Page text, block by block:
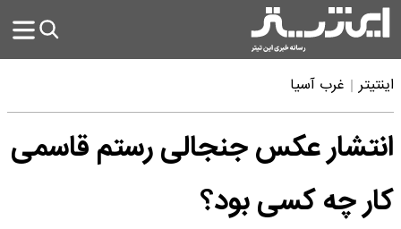
اینتیتر غرب آسیا
انتشار عکس جنجالی رستم قاسمی
کار چه کسی بود؟